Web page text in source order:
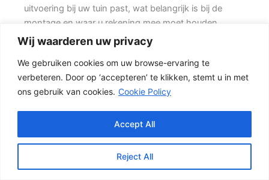
Wij waarderen uw privacy
We gebruiken cookies om uw browse-ervaring te
verbeteren. Door op ‘accepteren’ te klikken, stemt u in met
ons gebruik van cookies. Cookie Policy
Reject All
Accept All
uitvoering bij uw tuin past, wat belangrijk is bij de
montage en waar u rekening mee moet houden
voordat u een offerte aanvraagt. Prins Schuttingen
over een onderhoudsvriendelijke oplossing.
De juiste erfafscheiding begint met een goed plan.
Wilt u vooral privacy, dan is een dichte schutting
meestal de beste keuze. Ook de ondergrond, de
lengte van de schutting en de aanwezigheid van
poorten of hoeken hebben invloed op de beste
oplossing.